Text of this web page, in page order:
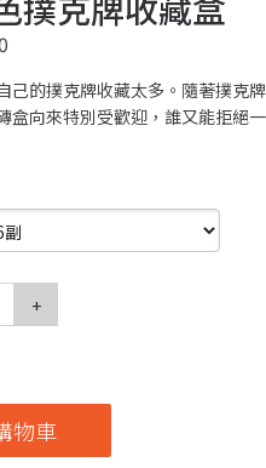
己的撲克牌收藏太多。隨著撲克
盒向來特別受歡迎，誰又能拒絕
+
物車